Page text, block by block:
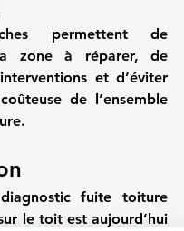
permettent de
zone à réparer, de
et d’éviter
de l’ensemble
diagnostic fuite toiture
le toit est aujourd’hui